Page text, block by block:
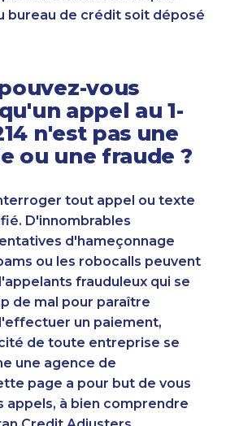
bureau de crédit soit déposé
vous
appel au 1-
n'est pas une
ou une fraude ?
tout appel ou texte
D'innombrables
d'hameçonnage
ou les robocalls peuvent
frauduleux qui se
de mal pour paraître
un paiement,
de toute entreprise se
une agence de
page a pour but de vous
appels, à bien comprendre